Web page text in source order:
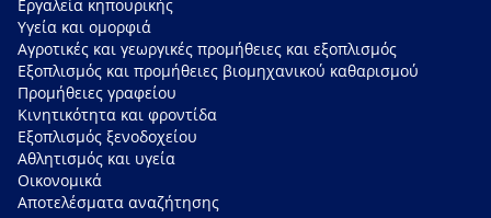
Εργαλεία κηπουρικής
Υγεία και ομορφιά
Αγροτικές και γεωργικές προμήθειες και εξοπλισμός
Εξοπλισμός και προμήθειες βιομηχανικού καθαρισμού
Προμήθειες γραφείου
Κινητικότητα και φροντίδα
Εξοπλισμός ξενοδοχείου
Αθλητισμός και υγεία
Οικονομικά
Αποτελέσματα αναζήτησης